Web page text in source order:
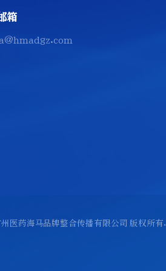
箱
医药海马品牌整合传播有限公司 版权所有.